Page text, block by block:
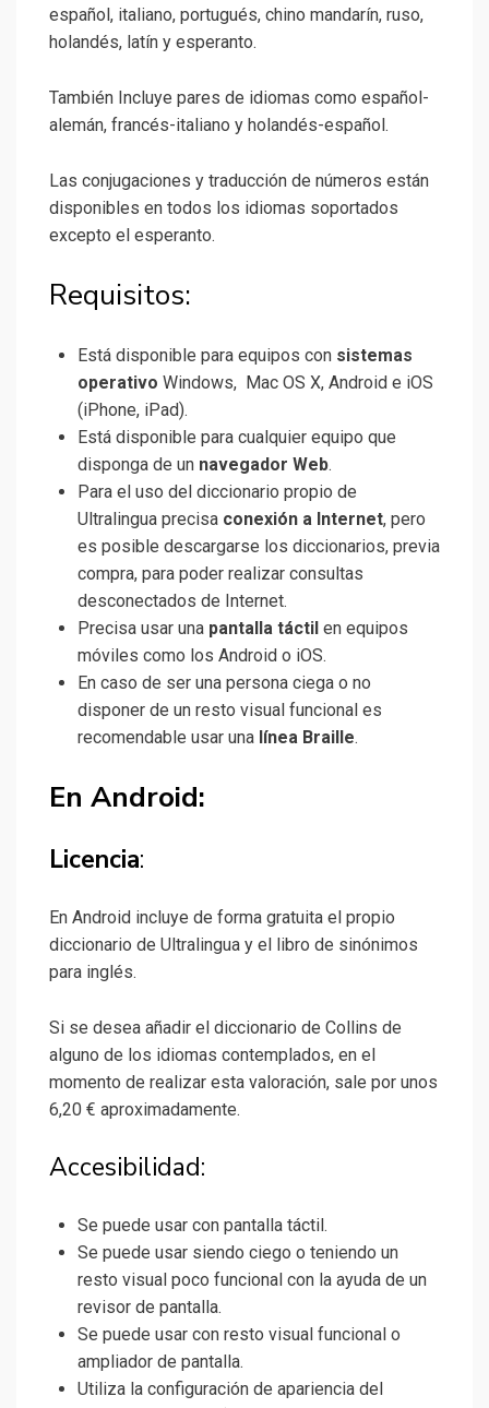
español, italiano, portugués, chino mandarín, ruso,
holandés, latín y esperanto.
También Incluye pares de idiomas como español-
alemán, francés-italiano y holandés-español.
Las conjugaciones y traducción de números están
disponibles en todos los idiomas soportados
excepto el esperanto.
Requisitos:
Está disponible para equipos con sistemas
operativo Windows, Mac OS X, Android e iOS
(iPhone, iPad).
Está disponible para cualquier equipo que
disponga de un navegador Web.
Para el uso del diccionario propio de
Ultralingua precisa conexión a Internet, pero
es posible descargarse los diccionarios, previa
compra, para poder realizar consultas
desconectados de Internet.
Precisa usar una pantalla táctil en equipos
móviles como los Android o iOS.
En caso de ser una persona ciega o no
disponer de un resto visual funcional es
recomendable usar una línea Braille.
En Android:
Licencia:
En Android incluye de forma gratuita el propio
diccionario de Ultralingua y el libro de sinónimos
para inglés.
Si se desea añadir el diccionario de Collins de
alguno de los idiomas contemplados, en el
momento de realizar esta valoración, sale por unos
6,20 € aproximadamente.
Accesibilidad:
Se puede usar con pantalla táctil.
Se puede usar siendo ciego o teniendo un
resto visual poco funcional con la ayuda de un
revisor de pantalla.
Se puede usar con resto visual funcional o
ampliador de pantalla.
Utiliza la configuración de apariencia del